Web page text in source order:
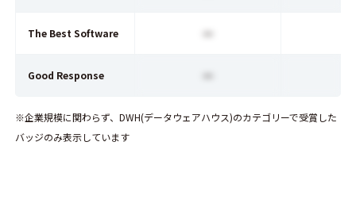
The Best Software ー
Good Response ー
※企業規模に関わらず、DWH(データウェアハウス)のカテゴリーで受賞した
バッジのみ表示しています